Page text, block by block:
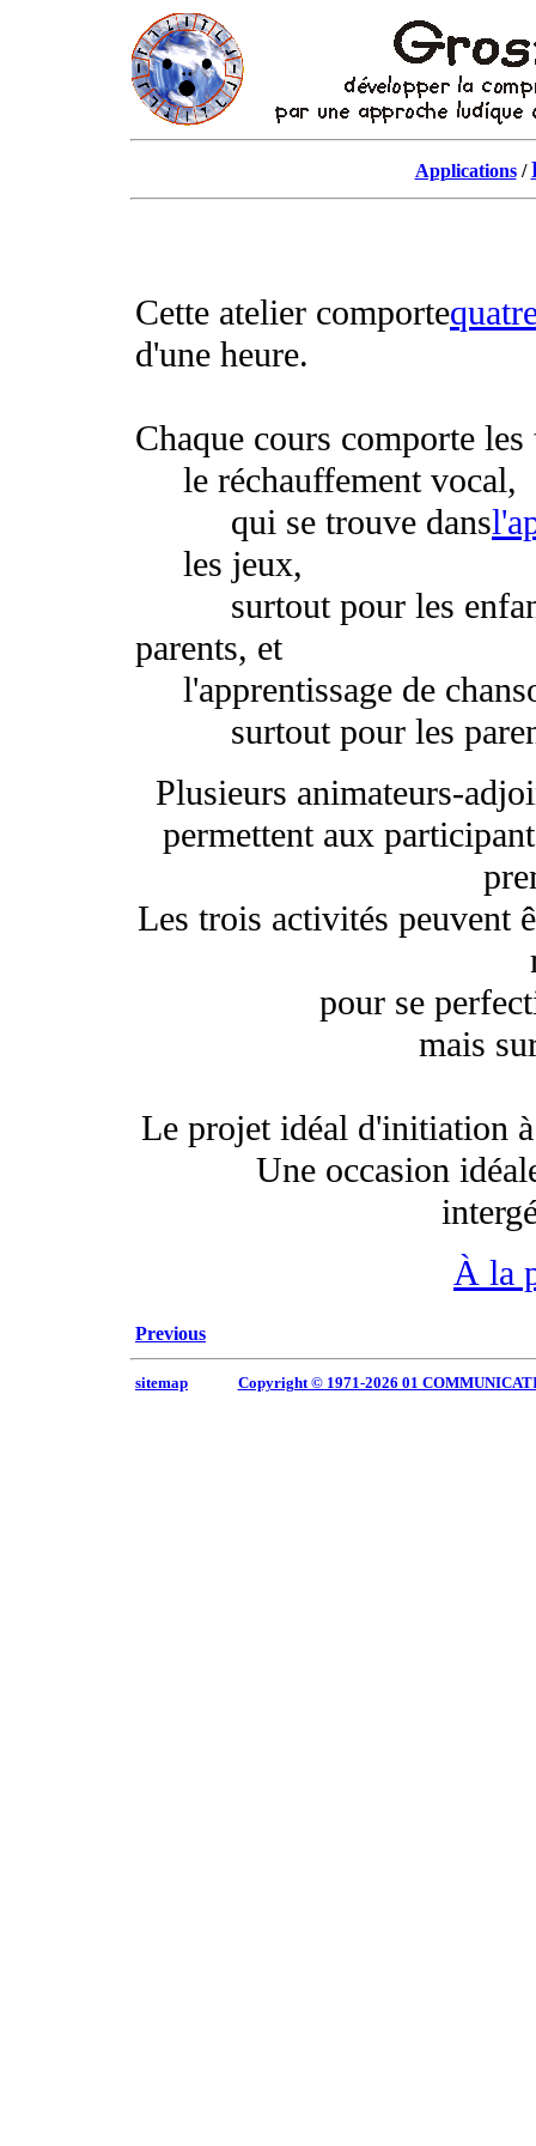
Applications/
Cette atelier comporte
d'une heure.
Chaque cours comporte
le réchauffement vocal,
qui se trouve dans
les jeux,
surtout pour les
parents, et
l'apprentissage de
surtout pour les
Plusieurs animateurs-
permettent aux
Les trois activités peuvent
pour se
mais
Le projet idéal d'initiation
Une occasion
À la
Previous
sitemap Copyright © 1971-2026 01